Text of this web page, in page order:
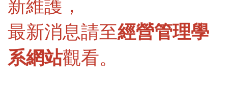
新維護，
最新消息請至經營管理學
系網站觀看。